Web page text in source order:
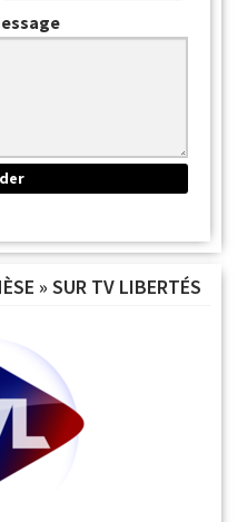
» SUR TV LIBERTÉS